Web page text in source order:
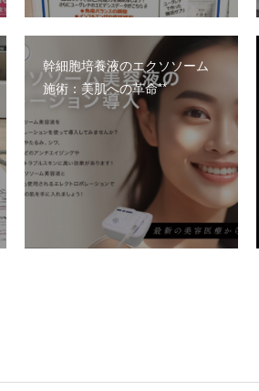
幹細胞培養液のエクソソーム
施術：美肌への革命**